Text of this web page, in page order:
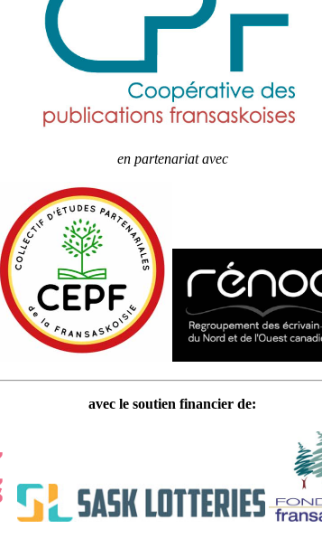
en partenariat avec
avec le soutien financier de: